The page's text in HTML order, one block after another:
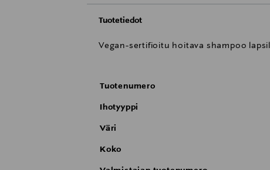
Tuotetiedot
Vegan-sertifioitu hoitava shampoo
Tuotenumero
Ihotyyppi
Väri
Koko